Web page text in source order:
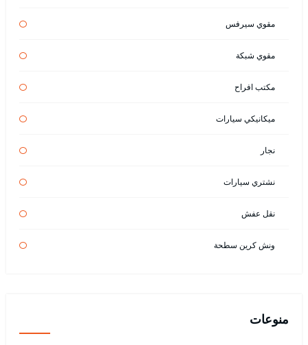
مقوي سيرفس
مقوي شبكة
مكتب افراح
ميكانيكي سيارات
نجار
نشتري سيارات
نقل عفش
ونش كرين سطحة
منوعات